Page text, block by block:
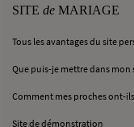
SITE de MARIAGE
Tous les avantages du site
Que puis-je mettre dans mon
Comment mes proches ont-
Site de démonstration